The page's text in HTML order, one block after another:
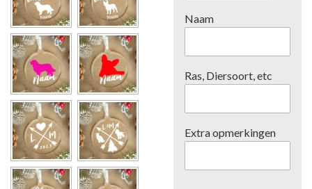
Naam
Ras, Diersoort, etc
Extra opmerkingen